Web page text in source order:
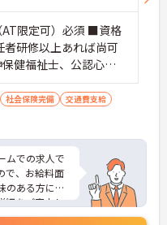
限定可）必須 ■資格
研修以上あれば尚可
健福祉士、公認心理
社会保険完備
交通費支給
ムでの求人で
で、お給料面
のある方に
細をご案内し